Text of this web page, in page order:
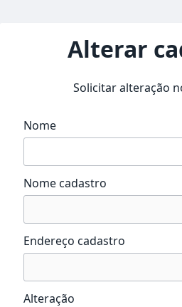
Alterar
Solicitar alteração
Nome
Nome cadastro
Endereço cadastro
Alteração